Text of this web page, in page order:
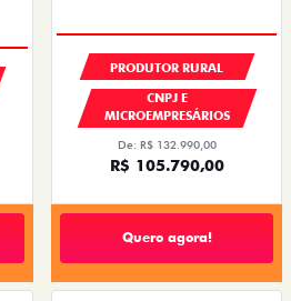
PRODUTOR RURAL
CNPJ E
MICROEMPRESÁRIOS
De: R$ 132.990,00
R$ 105.790,00
Quero agora!